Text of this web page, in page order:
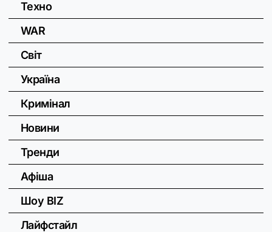
Техно
WAR
Світ
Україна
Кримінал
Новини
Тренди
Афіша
Шоу BIZ
Лайфстайл